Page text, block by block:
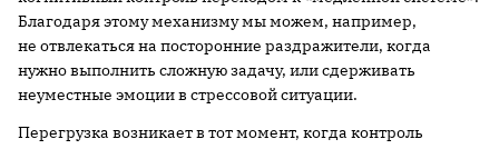
Благодаря этому механизму мы можем, например,
не отвлекаться на посторонние раздражители, когда
нужно выполнить сложную задачу, или сдерживать
неуместные эмоции в стрессовой ситуации.
Перегрузка возникает в тот момент, когда контроль